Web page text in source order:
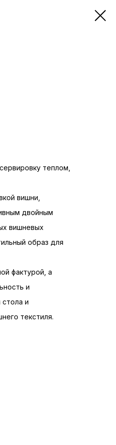
теплом,
вишни,
двойным
вишневых
образ для
фактурой, а
и
и
текстиля.